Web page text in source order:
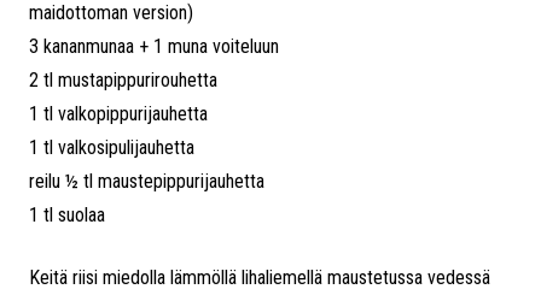
maidottoman version)
3 kananmunaa + 1 muna voiteluun
2 tl mustapippurirouhetta
1 tl valkopippurijauhetta
1 tl valkosipulijauhetta
reilu ½ tl maustepippurijauhetta
1 tl suolaa
Keitä riisi miedolla lämmöllä lihaliemellä maustetussa vedessä